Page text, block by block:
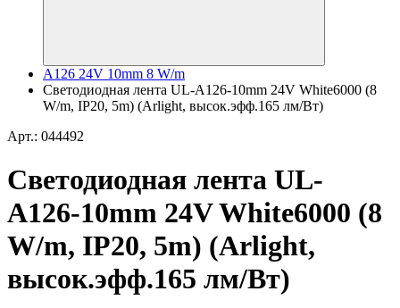
A126 24V 10mm 8 W/m
Светодиодная лента UL-A126-10mm 24V White6000 (8
W/m, IP20, 5m) (Arlight, высок.эфф.165 лм/Вт)
Арт.: 044492
Светодиодная лента UL-
A126-10mm 24V White6000 (8
W/m, IP20, 5m) (Arlight,
высок.эфф.165 лм/Вт)